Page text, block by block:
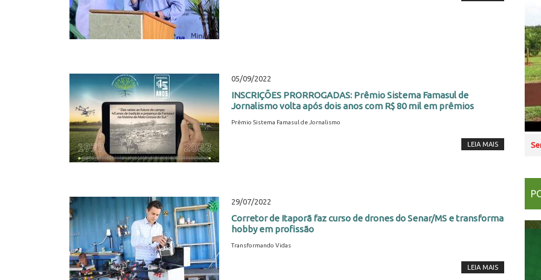
05/09/2022
INSCRIÇÕES PRORROGADAS: Prêmio Sistema Famasul de
Jornalismo volta após dois anos com R$ 80 mil em prêmios
Prêmio Sistema Famasul de Jornalismo
LEIA MAIS
29/07/2022
Corretor de Itaporã faz curso de drones do Senar/MS e transforma
hobby em profissão
Transformando Vidas
LEIA MAIS